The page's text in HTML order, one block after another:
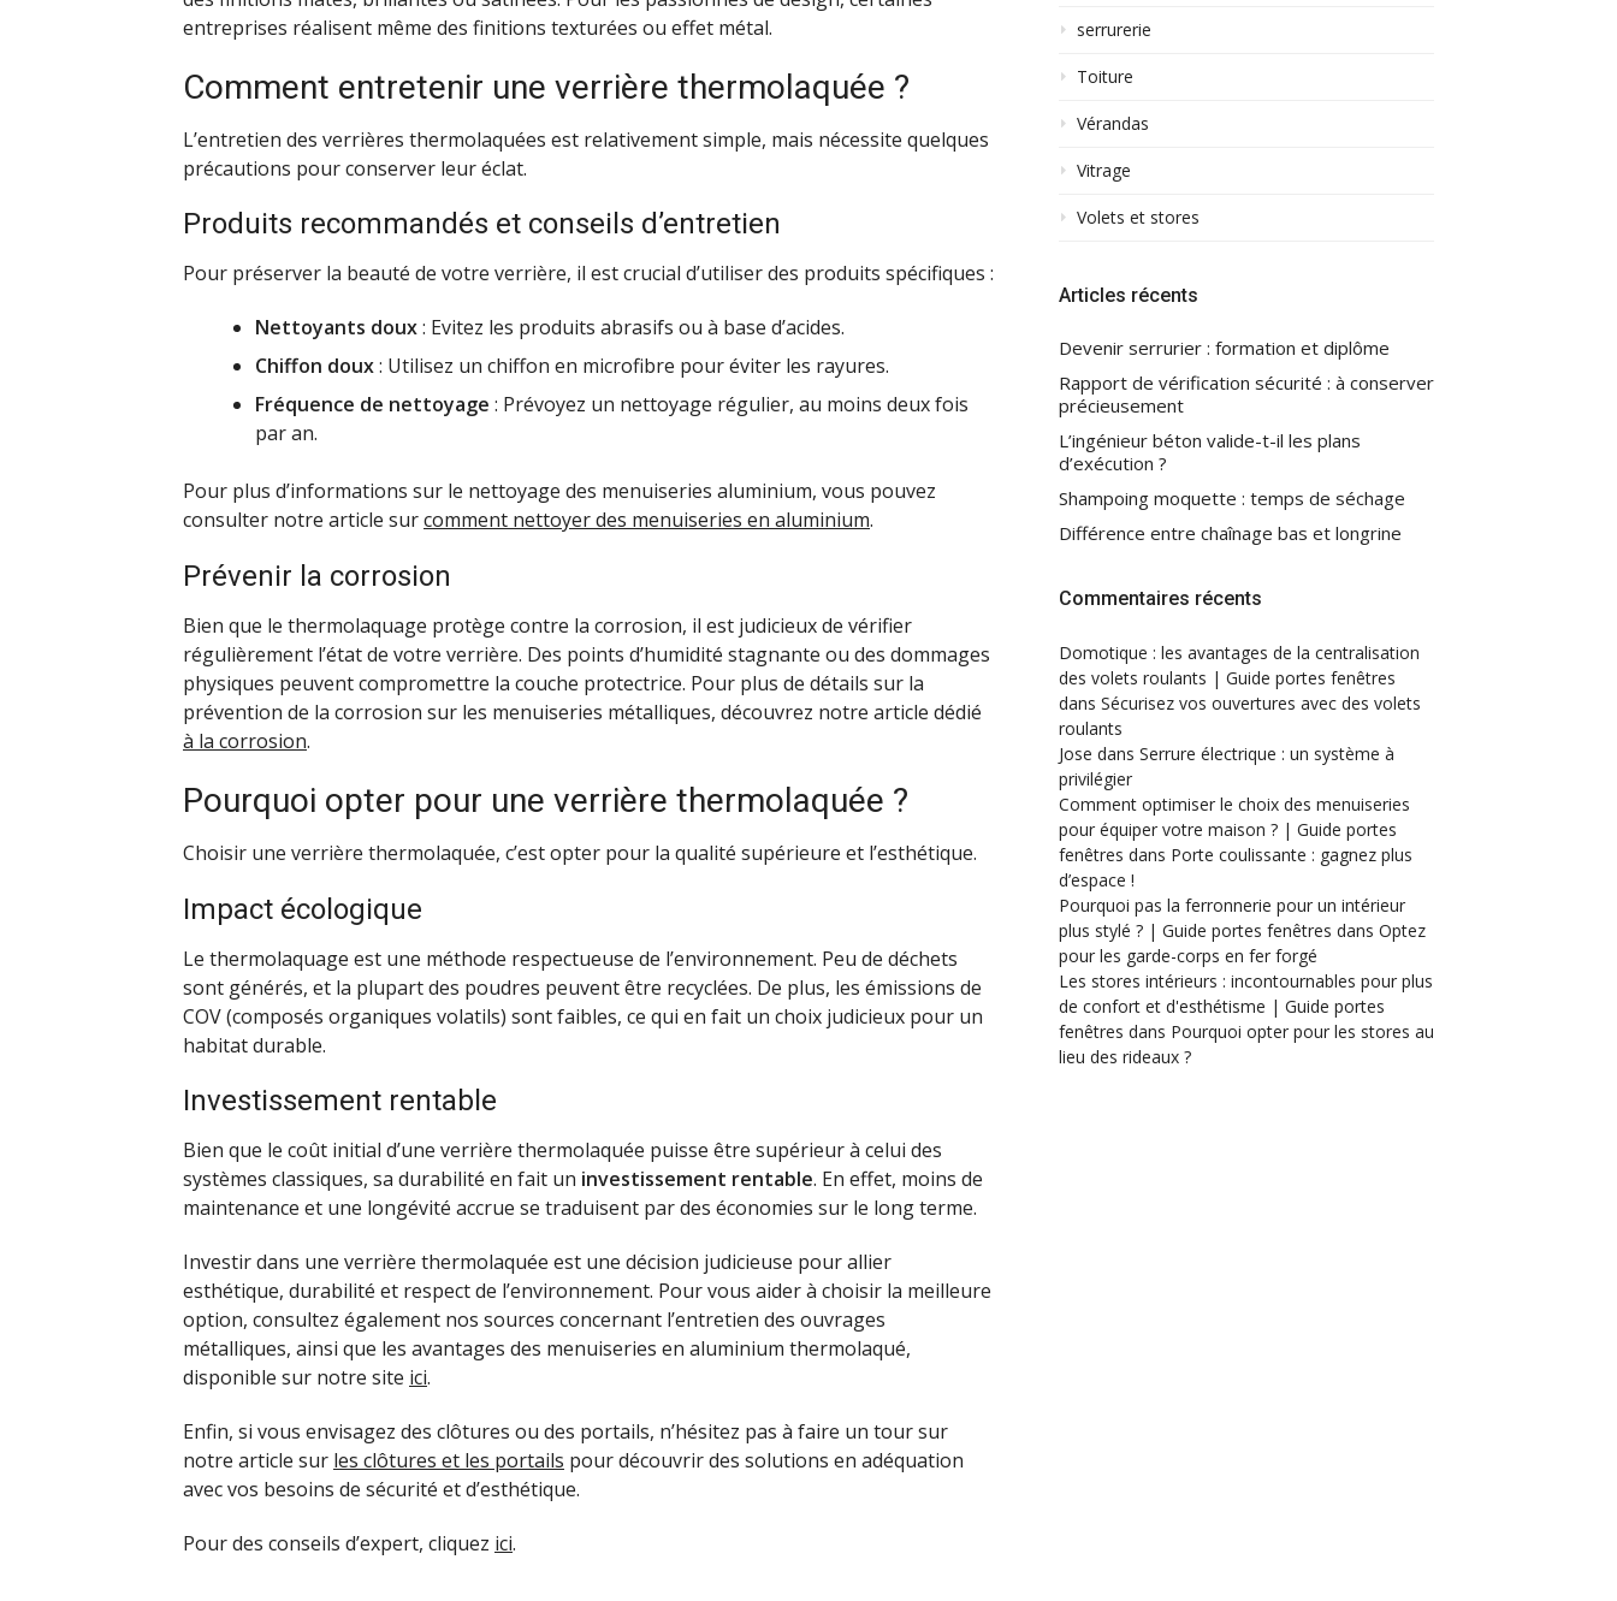
entreprises réalisent même des finitions texturées ou effet métal.
Comment entretenir une verrière thermolaquée ?
L’entretien des verrières thermolaquées est relativement simple, mais nécessite quelques
précautions pour conserver leur éclat.
Produits recommandés et conseils d’entretien
Pour préserver la beauté de votre verrière, il est crucial d’utiliser des produits spécifiques :
Nettoyants doux: Evitez les produits abrasifs ou à base d’acides.
Chiffon doux: Utilisez un chiffon en microfibre pour éviter les rayures.
Fréquence de nettoyage : Prévoyez un nettoyage régulier, au moins deux fois
par an.
Pour plus d’informations sur le nettoyage des menuiseries aluminium, vous pouvez
consulter notre article surcomment nettoyer des menuiseries en aluminium.
Prévenir la corrosion
Bien que le thermolaquage protège contre la corrosion, il est judicieux de vérifier
régulièrement l’état de votre verrière. Des points d’humidité stagnante ou des dommages
physiques peuvent compromettre la couche protectrice. Pour plus de détails sur la
prévention de la corrosion sur les menuiseries métalliques, découvrez notre article dédié
à la corrosion.
Pourquoi opter pour une verrière thermolaquée ?
Choisir une verrière thermolaquée, c’est opter pour la qualité supérieure et l’esthétique.
Impact écologique
Le thermolaquage est une méthode respectueuse de l’environnement. Peu de déchets
sont générés, et la plupart des poudres peuvent être recyclées. De plus, les émissions de
COV (composés organiques volatils) sont faibles, ce qui en fait un choix judicieux pour un
habitat durable.
Investissement rentable
Bien que le coût initial d’une verrière thermolaquée puisse être supérieur à celui des
systèmes classiques, sa durabilité en fait un investissement rentable. En effet, moins de
maintenance et une longévité accrue se traduisent par des économies sur le long terme.
Investir dans une verrière thermolaquée est une décision judicieuse pour allier
esthétique, durabilité et respect de l’environnement. Pour vous aider à choisir la meilleure
option, consultez également nos sources concernant l’entretien des ouvrages
métalliques, ainsi que les avantages des menuiseries en aluminium thermolaqué,
disponible sur notre site ici.
Enfin, si vous envisagez des clôtures ou des portails, n’hésitez pas à faire un tour sur
notre article sur les clôtures et les portails pour découvrir des solutions en adéquation
avec vos besoins de sécurité et d’esthétique.
Pour des conseils d’expert, cliquez ici.
serrurerie
Toiture
Vérandas
Vitrage
Volets et stores
Articles récents
Devenir serrurier : formation et diplôme
Rapport de vérification sécurité : à conserver
précieusement
L’ingénieur béton valide-t-il les plans
d’exécution ?
Shampoing moquette : temps de séchage
Différence entre chaînage bas et longrine
Commentaires récents
Domotique : les avantages de la centralisation
des volets roulants | Guide portes fenêtres
dans Sécurisez vos ouvertures avec des volets
roulants
Jose dans Serrure électrique : un système à
privilégier
Comment optimiser le choix des menuiseries
pour équiper votre maison ? | Guide portes
fenêtres dans Porte coulissante : gagnez plus
d’espace !
Pourquoi pas la ferronnerie pour un intérieur
plus stylé ? | Guide portes fenêtres dans Optez
pour les garde-corps en fer forgé
Les stores intérieurs : incontournables pour plus
de confort et d'esthétisme | Guide portes
fenêtres dans Pourquoi opter pour les stores au
lieu des rideaux ?